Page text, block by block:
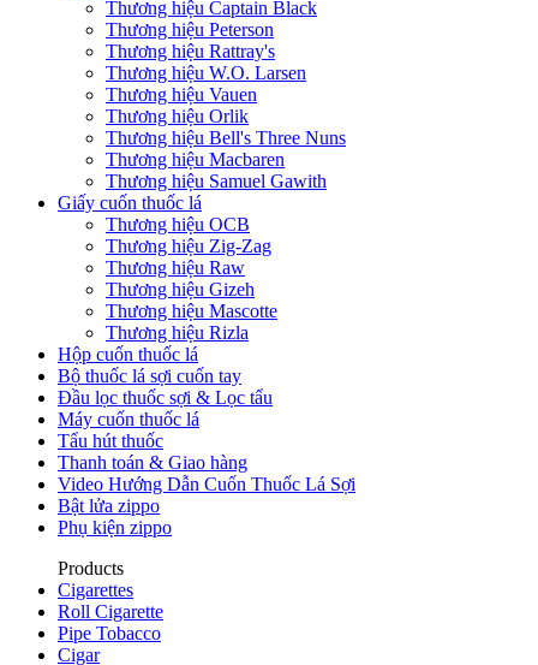
Thương hiệu Captain Black
Thương hiệu Peterson
Thương hiệu Rattray's
Thương hiệu W.O. Larsen
Thương hiệu Vauen
Thương hiệu Orlik
Thương hiệu Bell's Three Nuns
Thương hiệu Macbaren
Thương hiệu Samuel Gawith
Giấy cuốn thuốc lá
Thương hiệu OCB
Thương hiệu Zig-Zag
Thương hiệu Raw
Thương hiệu Gizeh
Thương hiệu Mascotte
Thương hiệu Rizla
Hộp cuốn thuốc lá
Bộ thuốc lá sợi cuốn tay
Đầu lọc thuốc sợi & Lọc tẩu
Máy cuốn thuốc lá
Tẩu hút thuốc
Thanh toán & Giao hàng
Video Hướng Dẫn Cuốn Thuốc Lá Sợi
Bật lửa zippo
Phụ kiện zippo
Products
Cigarettes
Roll Cigarette
Pipe Tobacco
Cigar